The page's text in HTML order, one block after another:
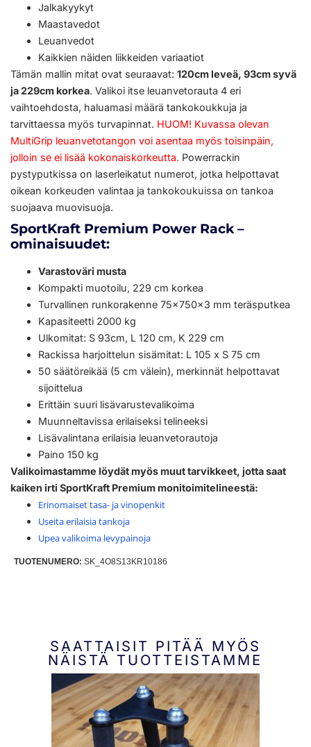
Jalkakyykyt
Maastavedot
Leuanvedot
Kaikkien näiden liikkeiden variaatiot
Tämän mallin mitat ovat seuraavat: 120cm leveä, 93cm syvä
ja 229cm korkea. Valikoi itse leuanvetorauta 4 eri
vaihtoehdosta, haluamasi määrä tankokoukkuja ja
tarvittaessa myös turvapinnat. HUOM! Kuvassa olevan
MultiGrip leuanvetotangon voi asentaa myös toisinpäin,
jolloin se ei lisää kokonaiskorkeutta. Powerrackin
pystyputkissa on laserleikatut numerot, jotka helpottavat
oikean korkeuden valintaa ja tankokoukuissa on tankoa
suojaava muovisuoja.
SportKraft Premium Power Rack –
ominaisuudet:
Varastoväri musta
Kompakti muotoilu, 229 cm korkea
Turvallinen runkorakenne 75x750x3 mm teräsputkea
Kapasiteetti 2000 kg
Ulkomitat: S 93cm, L 120 cm, K 229 cm
Rackissa harjoittelun sisämitat: L 105 x S 75 cm
50 säätöreikää (5 cm välein), merkinnät helpottavat
sijoittelua
Erittäin suuri lisävarustevalikoima
Muunneltavissa erilaiseksi telineeksi
Lisävalintana erilaisia leuanvetorautoja
Paino 150 kg
Valikoimastamme löydät myös muut tarvikkeet, jotta saat
kaiken irti SportKraft Premium monitoimitelineestä:
Erinomaiset tasa- ja vinopenkit
Useita erilaisia tankoja
Upea valikoima levypainoja
TUOTENUMERO: SK_4O8S13KR10186
SAATTAISIT PITÄÄ MYÖS
NÄISTÄ TUOTTEISTAMME